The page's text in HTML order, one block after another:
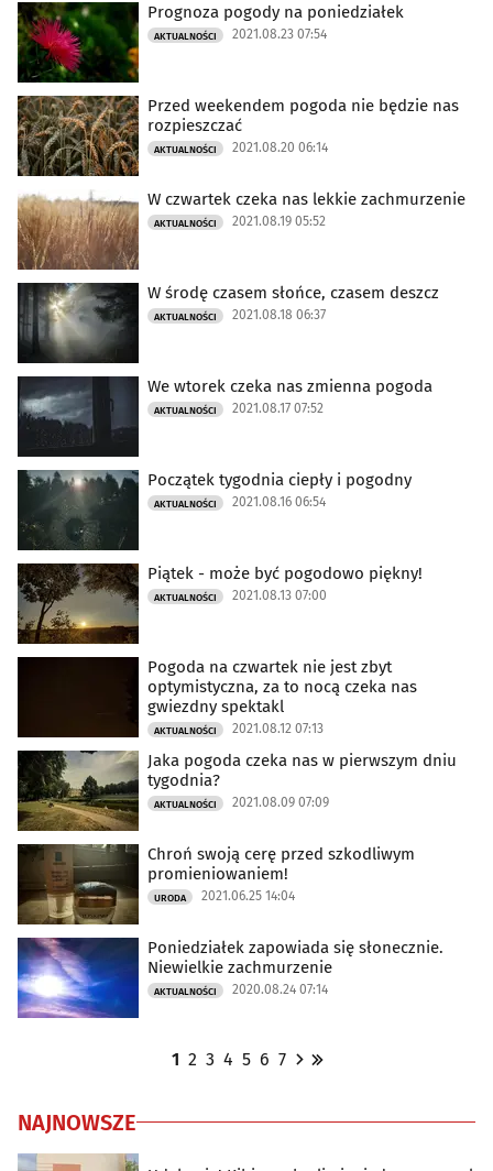
Prognoza pogody na poniedziałek
AKTUALNOŚCI 2021.08.23 07:54
Przed weekendem pogoda nie będzie nas
rozpieszczać
AKTUALNOŚCI 2021.08.20 06:14
W czwartek czeka nas lekkie zachmurzenie
AKTUALNOŚCI 2021.08.19 05:52
W środę czasem słońce, czasem deszcz
AKTUALNOŚCI 2021.08.18 06:37
We wtorek czeka nas zmienna pogoda
AKTUALNOŚCI 2021.08.17 07:52
Początek tygodnia ciepły i pogodny
AKTUALNOŚCI 2021.08.16 06:54
Piątek - może być pogodowo piękny!
AKTUALNOŚCI 2021.08.13 07:00
Pogoda na czwartek nie jest zbyt
optymistyczna, za to nocą czeka nas
gwiezdny spektakl
AKTUALNOŚCI 2021.08.12 07:13
Jaka pogoda czeka nas w pierwszym dniu
tygodnia?
AKTUALNOŚCI 2021.08.09 07:09
Chroń swoją cerę przed szkodliwym
promieniowaniem!
URODA 2021.06.25 14:04
Poniedziałek zapowiada się słonecznie.
Niewielkie zachmurzenie
AKTUALNOŚCI 2020.08.24 07:14
1 2 3 4 5 6 7
NAJNOWSZE